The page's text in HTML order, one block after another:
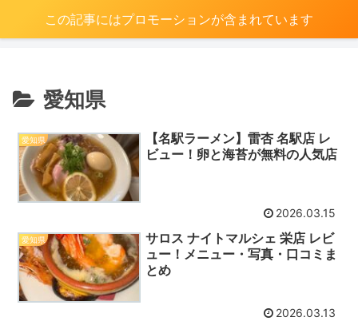
この記事にはプロモーションが含まれています
愛知県
愛知県
【名駅ラーメン】雷杏 名駅店 レ
ビュー！卵と海苔が無料の人気店
2026.03.15
愛知県
サロス ナイトマルシェ 栄店 レビ
ュー！メニュー・写真・口コミま
とめ
2026.03.13